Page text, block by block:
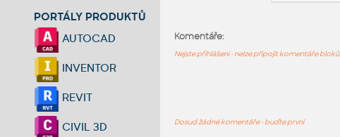
PORTÁLY PRODUKTŮ
AUTOCAD
INVENTOR
REVIT
CIVIL 3D
Komentáře:
Nejste přihlášeni - nelze připojit komentáře bloků
Dosud žádné komentáře - buďte první